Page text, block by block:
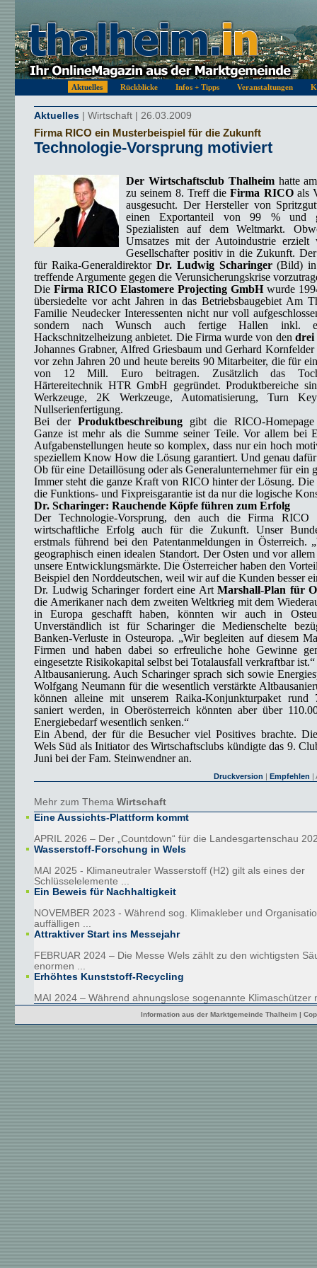
Aktuelles Rückblicke Infos + Tipps Veranstaltungen
Aktuelles | Wirtschaft | 26.03.2009
Firma RICO ein Musterbeispiel für die Zukunft
Technologie-Vorsprung motiviert
Der Wirtschaftsclub Thalheimhatte
zu seinem 8. Treff dieFirma RICOals
ausgesucht. Der Hersteller von
einen Exportanteil von 99 % und
Spezialisten auf dem Weltmarkt.
Umsatzes mit der Autoindustrie erzielt
Gesellschafter positiv in die Zukunft.
für Raika-Generaldirektor Dr. Ludwig Scharinger(Bild) in
treffende Argumente gegen die Verunsicherungskrise
Die Firma RICO Elastomere Projecting GmbHwurde
übersiedelte vor acht Jahren in das Betriebsbaugebiet Am
Familie Neudecker Interessenten nicht nur voll
sondern nach Wunsch auch fertige Hallen inkl.
Hackschnitzelheizung anbietet. Die Firma wurde von den drei
Johannes Grabner, Alfred Griesbaum und Gerhard Kornfelder
vor zehn Jahren 20 und heute bereits 90 Mitarbeiter, die für
von 12 Mill. Euro beitragen. Zusätzlich das
Härtereitechnik HTR GmbH gegründet. Produktbereiche
Werkzeuge, 2K Werkzeuge, Automatisierung, Turn
Nullserienfertigung.
Bei der Produktbeschreibung gibt die RICO-
Ganze ist mehr als die Summe seiner Teile. Vor allem bei
Aufgabenstellungen heute so komplex, dass nur ein hoch
speziellem Know How die Lösung garantiert. Und genau
Ob für eine Detaillösung oder als Generalunternehmer für ein
Immer steht die ganze Kraft von RICO hinter der Lösung. Die
die Funktions- und Fixpreisgarantie ist da nur die logische
Dr. Scharinger: Rauchende Köpfe führen zum Erfolg
Der Technologie-Vorsprung, den auch die Firma
wirtschaftliche Erfolg auch für die Zukunft. Unser
erstmals führend bei den Patentanmeldungen in Österreich.
geographisch einen idealen Standort. Der Osten und vor
unsere Entwicklungsmärkte. Die Österreicher haben den
Beispiel den Norddeutschen, weil wir auf die Kunden besser
Dr. Ludwig Scharinger fordert eine ArtMarshall-Plan für
die Amerikaner nach dem zweiten Weltkrieg mit dem
in Europa geschafft haben, könnten wir auch in
Unverständlich ist für Scharinger die Medienschelte
Banken-Verluste in Osteuropa. „Wir begleiten auf diesem
Firmen und haben dabei so erfreuliche hohe Gewinne
eingesetzte Risikokapital selbst bei Totalausfall verkraftbar ist.“
Altbausanierung. Auch Scharinger sprach sich sowie
Wolfgang Neumann für die wesentlich verstärkte
können alleine mit unserem Raika-Konjunkturpaket rund
saniert werden, in Oberösterreich könnten aber über
Energiebedarf wesentlich senken.“
Ein Abend, der für die Besucher viel Positives brachte.
Wels Süd als Initiator des Wirtschaftsclubs kündigte das 9.
Juni bei der Fam. Steinwendner an.
Druckversion | Empfehlen |
Mehr zum Thema Wirtschaft
Eine Aussichts-Plattform kommt
APRIL 2026 – Der „Countdown“ für die Landesgartenschau
Wasserstoff-Forschung in Wels
MAI 2025 - Klimaneutraler Wasserstoff (H2) gilt als eines der
Schlüsselelemente ...
Ein Beweis für Nachhaltigkeit
NOVEMBER 2023 - Während sog. Klimakleber und
auffälligen ...
Attraktiver Start ins Messejahr
FEBRUAR 2024 – Die Messe Wels zählt zu den wichtigsten
enormen ...
Erhöhtes Kunststoff-Recycling
MAI 2024 – Während ahnungslose sogenannte Klimaschützer
Information aus der Marktgemeinde Thalheim |